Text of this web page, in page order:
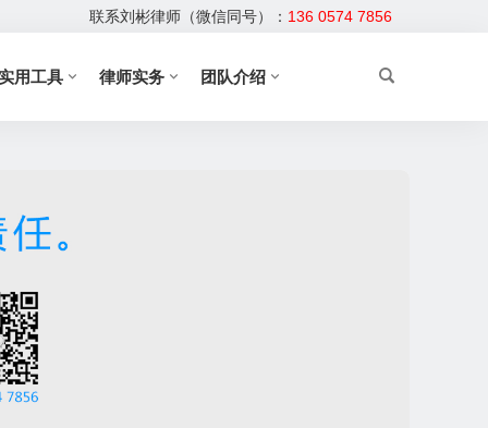
联系刘彬律师（微信同号）： 136 0574 7856
用工具 律师实务 团队介绍